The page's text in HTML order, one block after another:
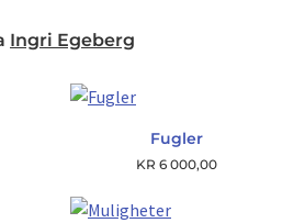
Ingri Egeberg
Fugler
KR 6 000,00